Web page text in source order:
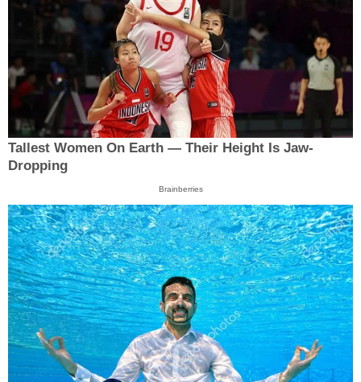
Tallest Women On Earth — Their Height Is Jaw-
Dropping
Brainberries